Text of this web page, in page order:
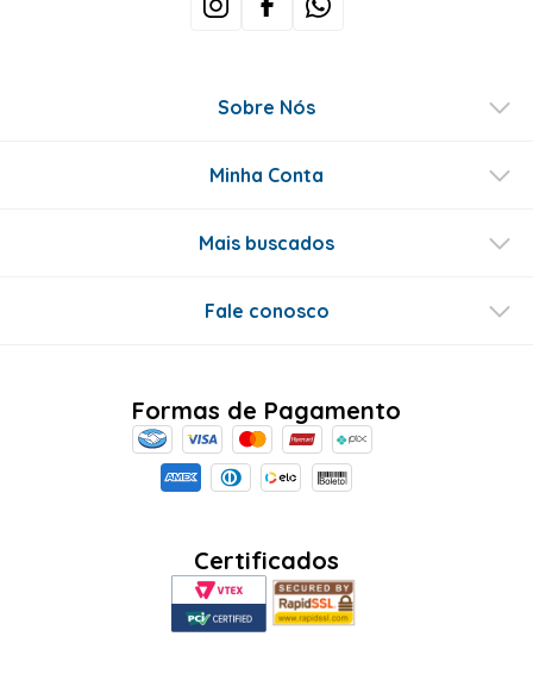
Sobre Nós
Minha Conta
Mais buscados
Fale conosco
Formas de Pagamento
Certificados